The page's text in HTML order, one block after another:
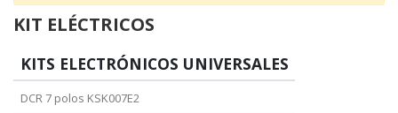
KIT ELÉCTRICOS
KITS ELECTRÓNICOS UNIVERSALES
DCR 7 polos KSK007E2